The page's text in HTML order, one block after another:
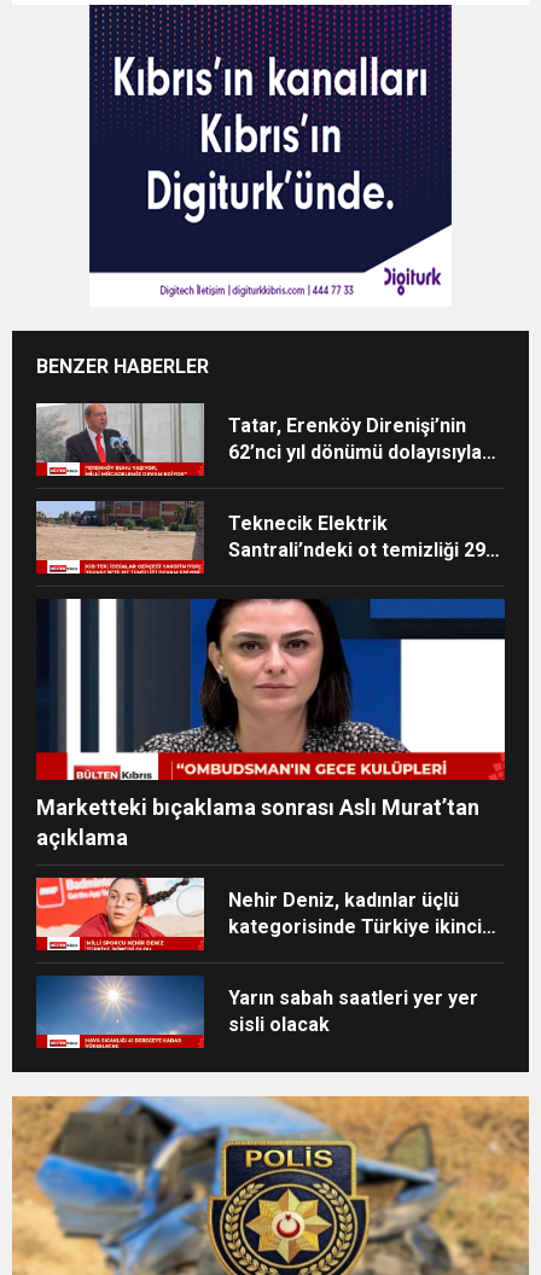
BENZER HABERLER
Tatar, Erenköy Direnişi’nin
62’nci yıl dönümü dolayısıyla
Teknecik Elektrik
Santrali’ndeki ot temizliği 29
ediyor
Marketteki bıçaklama sonrası Aslı Murat’tan
açıklama
Nehir Deniz, kadınlar üçlü
kategorisinde Türkiye ikincisi
Yarın sabah saatleri yer yer
sisli olacak